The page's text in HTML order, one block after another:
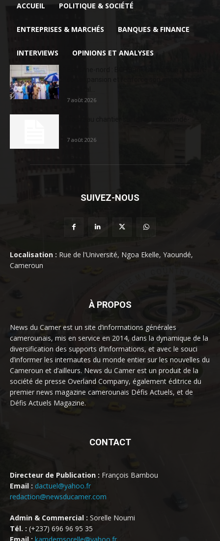
ACCUEIL POLITIQUE & SOCIÉTÉ
ENTREPRISES & MARCHÉS BANQUES & FINANCE
INTERVIEWS OPINIONS ET ANALYSES
7 août 2026
7 août 2026
SUIVEZ-NOUS
Localisation : Rue de l'Université, Ngoa Ekelle, Yaoundé,
Cameroun
À PROPOS
News du Camer est un site d’informations générales
camerounais, mis en service en 2014, dans la dynamique de la
diversification des supports d’informations, et avec le souci
d’informer les internautes du monde entier sur les nouvelles du
Cameroun et d’ailleurs. News du Camer est un produit de la
société de presse Overland Company, également éditrice du
premier news magazine camerounais Défis Actuels, et de
Défis Actuels Magazine.
CONTACT
Directeur de Publication : François Bambou
Email : dactuel@yahoo.fr
redaction@newsducamer.com
Admin & Commercial : Sorelle Noumi
Tél. : (+237) 696 96 95 35